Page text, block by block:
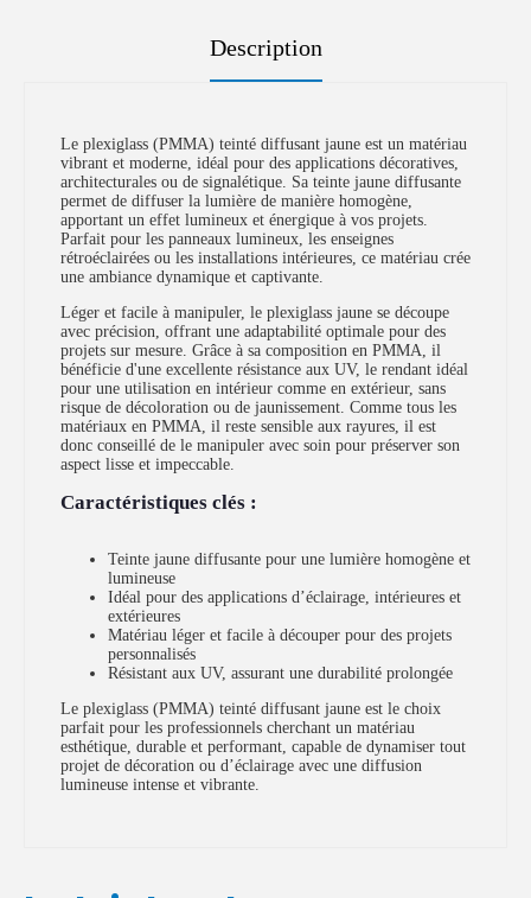
Description
Le plexiglass (PMMA) teinté diffusant jaune est un matériau
vibrant et moderne, idéal pour des applications décoratives,
architecturales ou de signalétique. Sa teinte jaune diffusante
permet de diffuser la lumière de manière homogène,
apportant un effet lumineux et énergique à vos projets.
Parfait pour les panneaux lumineux, les enseignes
rétroéclairées ou les installations intérieures, ce matériau crée
une ambiance dynamique et captivante.
Léger et facile à manipuler, le plexiglass jaune se découpe
avec précision, offrant une adaptabilité optimale pour des
projets sur mesure. Grâce à sa composition en PMMA, il
bénéficie d'une excellente résistance aux UV, le rendant idéal
pour une utilisation en intérieur comme en extérieur, sans
risque de décoloration ou de jaunissement. Comme tous les
matériaux en PMMA, il reste sensible aux rayures, il est
donc conseillé de le manipuler avec soin pour préserver son
aspect lisse et impeccable.
Caractéristiques clés :
Teinte jaune diffusante pour une lumière homogène et
lumineuse
Idéal pour des applications d’éclairage, intérieures et
extérieures
Matériau léger et facile à découper pour des projets
personnalisés
Résistant aux UV, assurant une durabilité prolongée
Le plexiglass (PMMA) teinté diffusant jaune est le choix
parfait pour les professionnels cherchant un matériau
esthétique, durable et performant, capable de dynamiser tout
projet de décoration ou d’éclairage avec une diffusion
lumineuse intense et vibrante.